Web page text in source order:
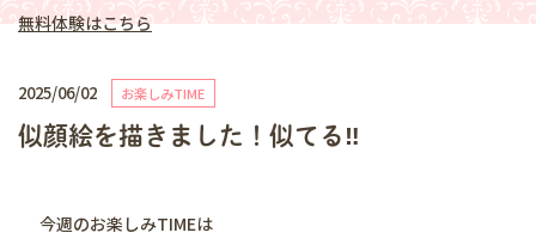
無料体験はこちら
2025/06/02 お楽しみTIME
似顔絵を描きました！似てる‼️
今週のお楽しみTIMEは